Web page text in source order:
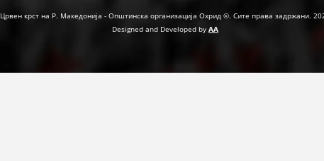
Црвен крст на Р. Македонија - Општинска организација Охрид ©. Сите права задржани.
Designed and Developed by AA